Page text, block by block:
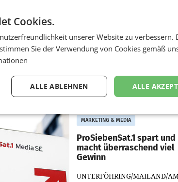
MARKETING & MEDIA
ProSiebenSat.1 spart und
macht überraschend viel
Gewinn
UNTERFÖHRING/MAILAND/
Cookies.
unserer Website zu verbessern.
Sie der Verwendung von Cookies gemäß
ALLE
ALLE ABLEHNEN